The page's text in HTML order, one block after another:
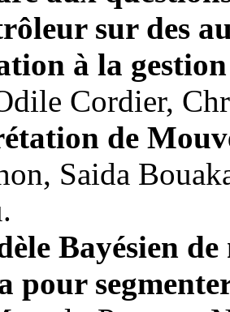
sur des
à la gestion
Cordier,
de
Saida
Bayésien
pour